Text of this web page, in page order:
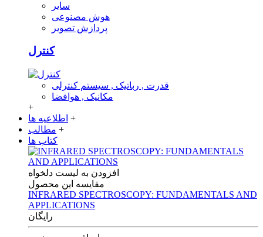
سایر
هوش مصنوعی
پردازش تصویر
کنترل
قدرت , رباتیک , سیستم کنترلی
مکانیک , هوافضا
+
اطلاعیه ها +
مطالب +
کتاب ها
افزودن به لیست دلخواه
مقایسه این محصول
INFRARED SPECTROSCOPY: FUNDAMENTALS AND
APPLICATIONS
رایگان